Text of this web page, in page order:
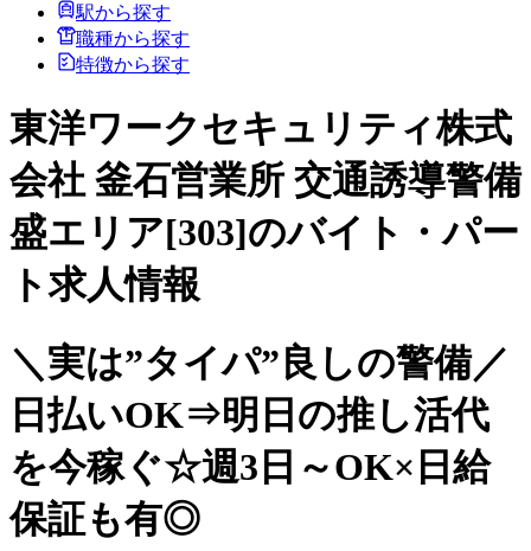
駅から探す
職種から探す
特徴から探す
東洋ワークセキュリティ株式
会社 釜石営業所 交通誘導警備
盛エリア[303]のバイト・パー
ト求人情報
＼実は”タイパ”良しの警備／
日払いOK⇒明日の推し活代
を今稼ぐ☆週3日～OK×日給
保証も有◎